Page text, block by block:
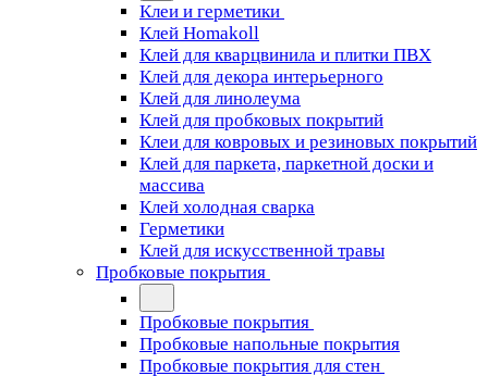
Клеи и герметики
Клей Homakoll
Клей для кварцвинила и плитки ПВХ
Клей для декора интерьерного
Клей для линолеума
Клей для пробковых покрытий
Клеи для ковровых и резиновых покрытий
Клей для паркета, паркетной доски и
массива
Клей холодная сварка
Герметики
Клей для искусственной травы
Пробковые покрытия
Пробковые покрытия
Пробковые напольные покрытия
Пробковые покрытия для стен